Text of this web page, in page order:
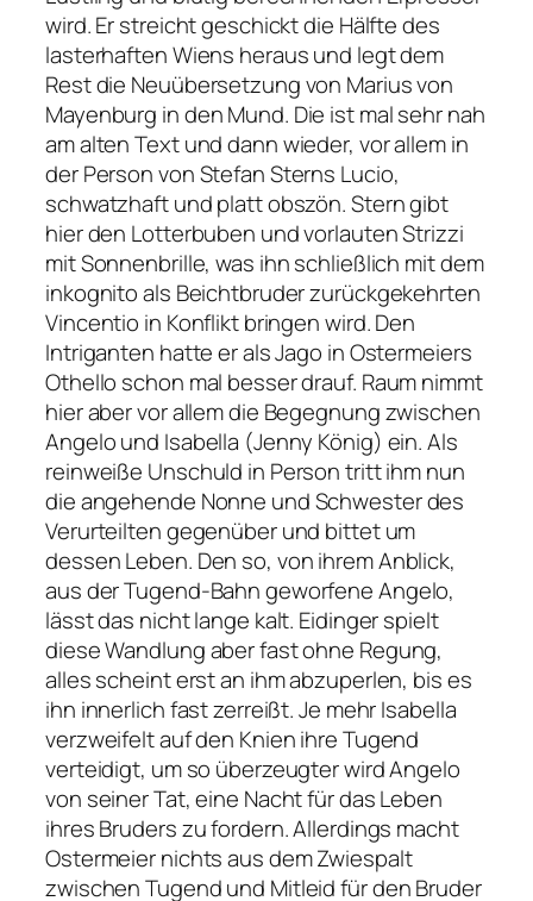
wird. Er streicht geschickt die Hälfte des
lasterhaften Wiens heraus und legt dem
Rest die Neuübersetzung von Marius von
Mayenburg in den Mund. Die ist mal sehr nah
am alten Text und dann wieder, vor allem in
der Person von Stefan Sterns Lucio,
schwatzhaft und platt obszön. Stern gibt
hier den Lotterbuben und vorlauten Strizzi
mit Sonnenbrille, was ihn schließlich mit dem
inkognito als Beichtbruder zurückgekehrten
Vincentio in Konflikt bringen wird. Den
Intriganten hatte er als Jago in Ostermeiers
Othello schon mal besser drauf. Raum nimmt
hier aber vor allem die Begegnung zwischen
Angelo und Isabella (Jenny König) ein. Als
reinweiße Unschuld in Person tritt ihm nun
die angehende Nonne und Schwester des
Verurteilten gegenüber und bittet um
dessen Leben. Den so, von ihrem Anblick,
aus der Tugend-Bahn geworfene Angelo,
lässt das nicht lange kalt. Eidinger spielt
diese Wandlung aber fast ohne Regung,
alles scheint erst an ihm abzuperlen, bis es
ihn innerlich fast zerreißt. Je mehr Isabella
verzweifelt auf den Knien ihre Tugend
verteidigt, um so überzeugter wird Angelo
von seiner Tat, eine Nacht für das Leben
ihres Bruders zu fordern. Allerdings macht
Ostermeier nichts aus dem Zwiespalt
zwischen Tugend und Mitleid für den Bruder